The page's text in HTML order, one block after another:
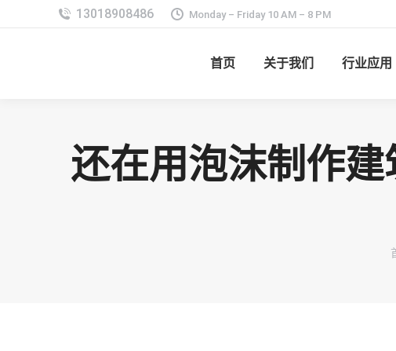
Monday – Friday 10 AM – 8 PM
首页 关于我们 行业应用
还在用泡沫制作